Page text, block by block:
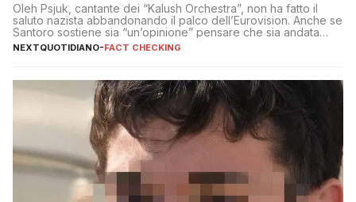
Oleh Psjuk, cantante dei “Kalush Orchestra”, non ha fatto il
saluto nazista abbandonando il palco dell’Eurovision. Anche se
Santoro sostiene sia “un’opinione” pensare che sia andata
così
NEXTQUOTIDIANO-FACT CHECKING